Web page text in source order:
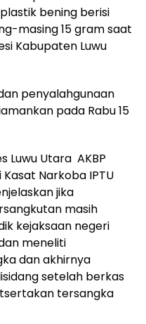
bening berisi
masing 15 gram saat
Kabupaten Luwu
penyalahgunaan
pada Rabu 15
Luwu Utara AKBP
Kasat Narkoba IPTU
jika
masih
kejaksaan negeri
meneliti
dan akhirnya
setelah berkas
tersangka